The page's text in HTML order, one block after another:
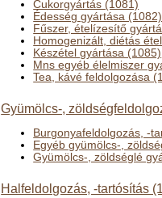
Cukorgyártás (1081)
Édesség gyártása (1082)
Fűszer, ételízesítő
Homogenizált, diétás
Készétel gyártása (1085)
Mns egyéb élelmiszer
Tea, kávé feldolgozása
Gyümölcs-,
Burgonyafeldolgozás, -
Egyéb gyümölcs-,
Gyümölcs-, zöldséglé
Halfeldolgozás, -tartósítás